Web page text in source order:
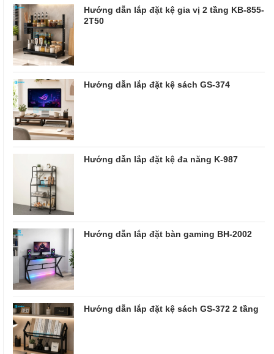
Hướng dẫn lắp đặt kệ gia vị 2 tầng KB-855-
2T50
Hướng dẫn lắp đặt kệ sách GS-374
Hướng dẫn lắp đặt kệ đa năng K-987
Hướng dẫn lắp đặt bàn gaming BH-2002
Hướng dẫn lắp đặt kệ sách GS-372 2 tầng